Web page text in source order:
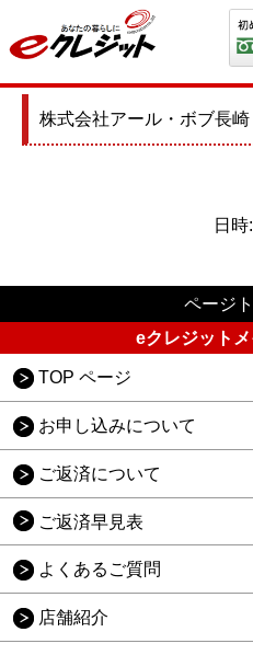
株式会社アール・ボブ長崎
日
ページ
eクレジット
TOP ページ
お申し込みについて
ご返済について
ご返済早見表
よくあるご質問
店舗紹介